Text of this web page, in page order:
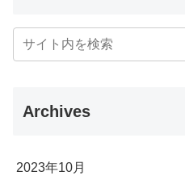
Archives
2023年10月